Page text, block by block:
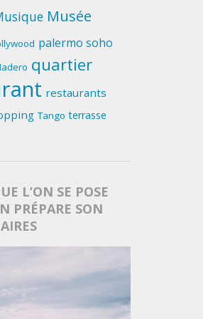
Musée
palermo soho
quartier
restaurants
Tango terrasse
L’ON SE POSE
PRÉPARE SON